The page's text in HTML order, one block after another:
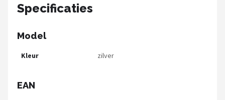
Alle merken →
Specificaties
Model
Kleur zilver
EAN